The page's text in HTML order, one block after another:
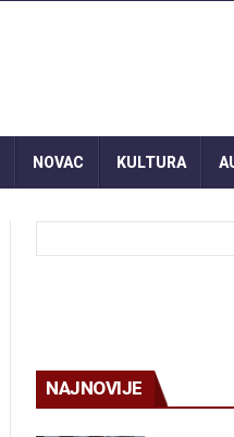
NOVAC KULTURA
NAJNOVIJE